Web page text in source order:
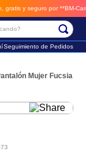
y seguro por **BM-Cargo**
Seguimiento de Pedidos
Mujer Fucsia